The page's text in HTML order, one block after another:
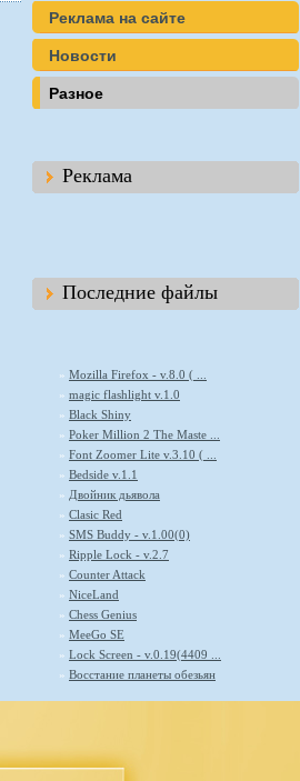
Реклама на сайте
Новости
Разное
Реклама
Последние файлы
» Mozilla Firefox - v.8.0 ( ...
» magic flashlight v.1.0
» Black Shiny
» Poker Million 2 The Maste ...
» Font Zoomer Lite v.3.10 ( ...
» Bedside v.1.1
» Двойник дьявола
» Clasic Red
» SMS Buddy - v.1.00(0)
» Ripple Lock - v.2.7
» Counter Attack
» NiceLand
» Chess Genius
» MeeGo SE
» Lock Screen - v.0.19(4409 ...
» Восстание планеты обезьян